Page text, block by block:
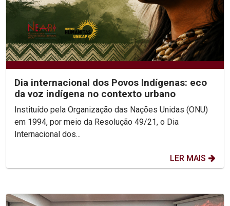
Dia internacional dos Povos Indígenas: eco
da voz indígena no contexto urbano
Instituído pela Organização das Nações Unidas (ONU)
em 1994, por meio da Resolução 49/21, o Dia
Internacional dos...
LER MAIS